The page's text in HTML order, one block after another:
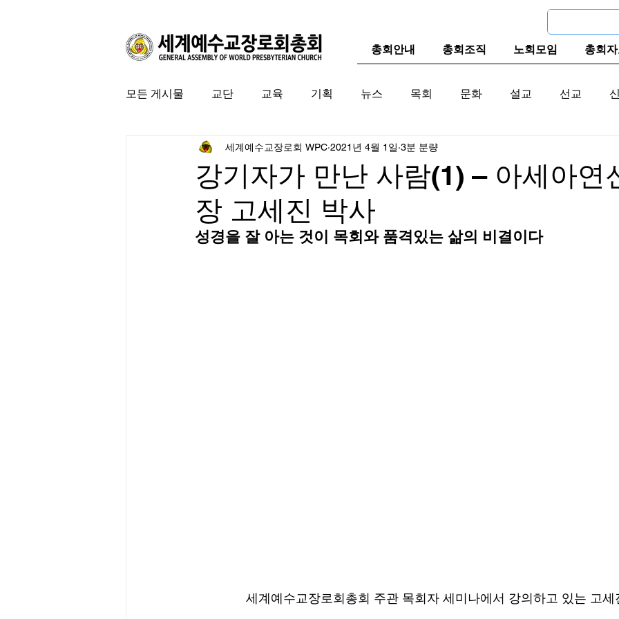
총회안내 총회조직 노회모임 총회
모든 게시물 교단 교육 기획 뉴스 목회 문화 설교 선교
특집 미국 교계 한국 교계 교단역사
강기자가 만난 사람(1) – 아세아연
장 고세진 박사
세계예수교장로회 WPC 2021년 4월 1일 3분 분량
성경을 잘 아는 것이 목회와 품격있는 삶의 비결이다
세계예수교장로회총회 주관 목회자 세미나에서 강의하고 있는 고세